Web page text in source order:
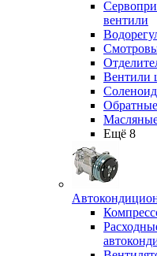
вентили
Вентили
Ещё 8